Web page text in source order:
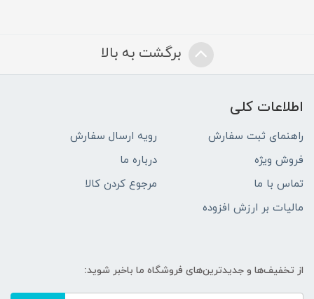
برگشت به بالا
اطلاعات کلی
راهنمای ثبت سفارش
رویه ارسال سفارش
فروش ویژه
درباره ما
تماس با ما
مرجوع کردن کالا
مالیات بر ارزش افزوده
از تخفیف‌ها و جدیدترین‌های فروشگاه ما باخبر شوید: